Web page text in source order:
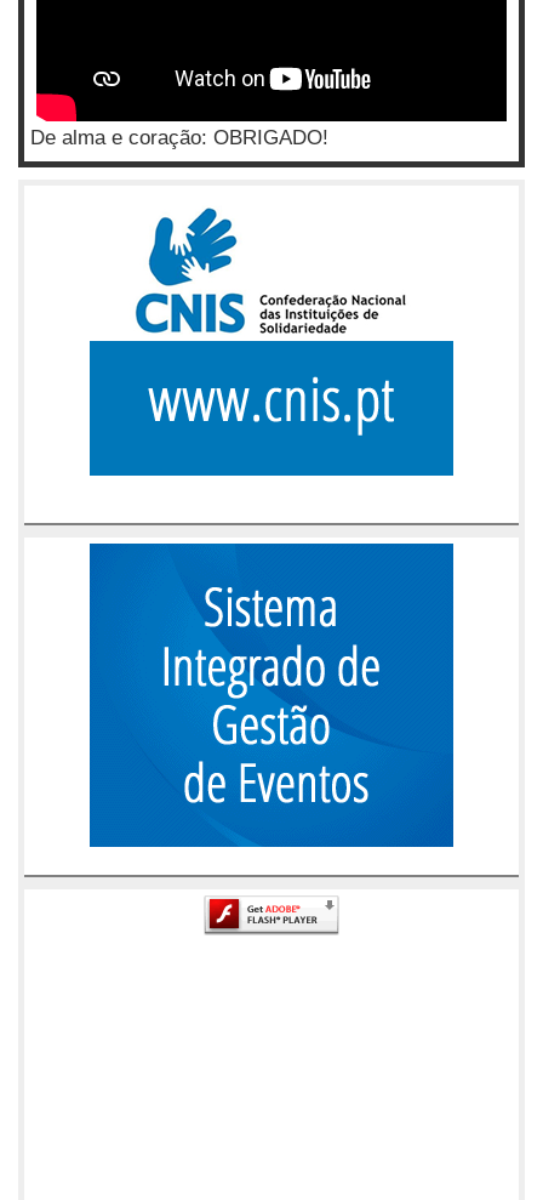
De alma e coração: OBRIGADO!